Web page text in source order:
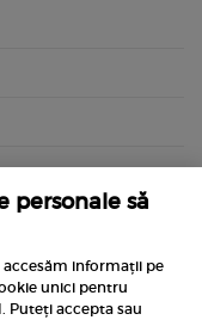
personale să
informații pe
unici pentru
Puteți accepta sau